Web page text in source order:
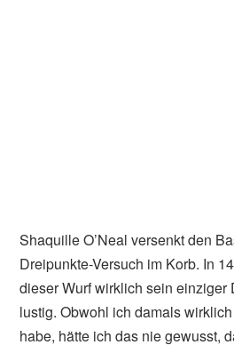
Shaquille O’Neal versenkt den
Dreipunkte-Versuch im Korb. In
dieser Wurf wirklich sein einziger
lustig. Obwohl ich damals
habe, hätte ich das nie gewusst,